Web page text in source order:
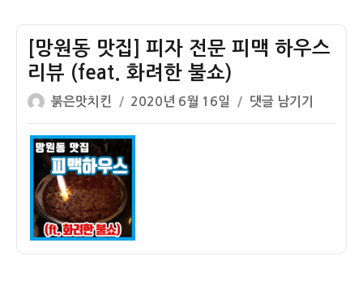
[망원동 맛집] 피자 전문 피맥 하우스
리뷰 (feat. 화려한 불쇼)
글
쓴
이
붉은맛치킨
작
성
일
2020년 6월 16일
[망
원
댓글 남기기